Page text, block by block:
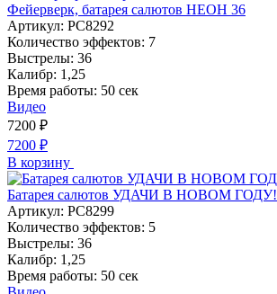
Фейерверк, батарея салютов НЕОН 36
Артикул: РС8292
Количество эффектов: 7
Выстрелы: 36
Калибр: 1,25
Время работы: 50 сек
Видео
7200 ₽
7200 ₽
В корзину
Батарея салютов УДАЧИ В НОВОМ ГОДУ!
Артикул: РС8299
Количество эффектов: 5
Выстрелы: 36
Калибр: 1,25
Время работы: 50 сек